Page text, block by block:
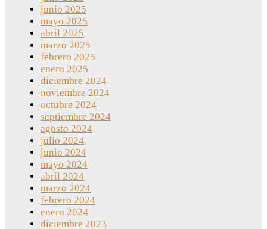
junio 2025
mayo 2025
abril 2025
marzo 2025
febrero 2025
enero 2025
diciembre 2024
noviembre 2024
octubre 2024
septiembre 2024
agosto 2024
julio 2024
junio 2024
mayo 2024
abril 2024
marzo 2024
febrero 2024
enero 2024
diciembre 2023